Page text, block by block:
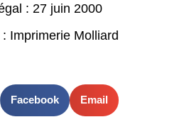
: 27 juin 2000
Imprimerie Molliard
Facebook Email